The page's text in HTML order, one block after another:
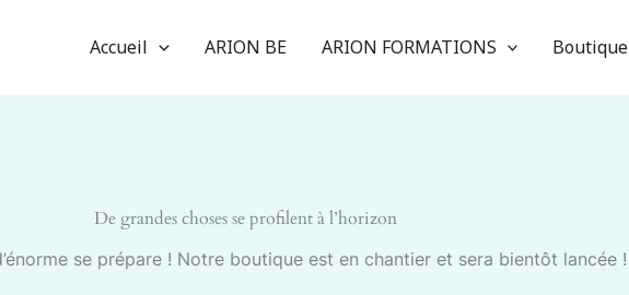
Accueil ARION BE ARION FORMATIONS Boutique
De grandes choses se profilent à l’horizon
se prépare ! Notre boutique est en chantier et sera bientôt lancée !